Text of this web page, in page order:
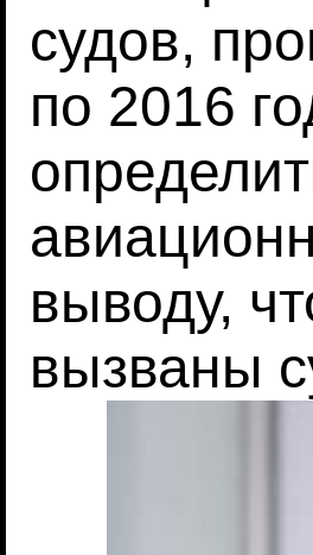
судов,
по 2016
выводу,
вызваны